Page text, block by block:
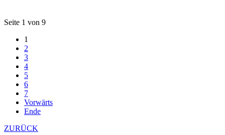
Seite 1 von 9
1
2
3
4
5
6
7
Vorwärts
Ende
ZURÜCK